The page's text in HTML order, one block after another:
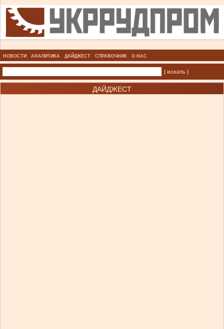
НОВОСТИ АНАЛИТИКА ДАЙДЖЕСТ СПРАВОЧНИК О НАС
| искать |
ДАЙДЖЕСТ